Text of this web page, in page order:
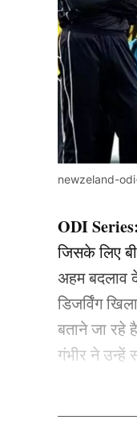
newzeland-
ODI Series:
जिसके लिए
अहम बदलाव
डिजर्विंग
बताने जा
गंभीर ने उन्हें